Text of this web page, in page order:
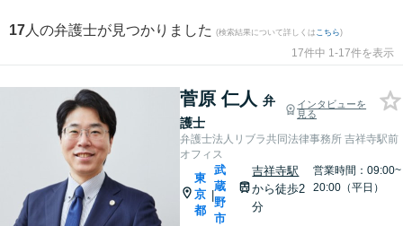
17 人の弁護士が見つかりました (検索結果について詳しくは こちら)
17件中 1-17件を表示
菅原 仁人 弁
護士
インタビューを
見る
弁護士法人リブラ共同法律事務所 吉祥寺駅前
オフィス
東
京
都
|
武
蔵
野
市
吉祥寺駅
から徒歩2
分
営業時間：09:00~
20:00（平日）